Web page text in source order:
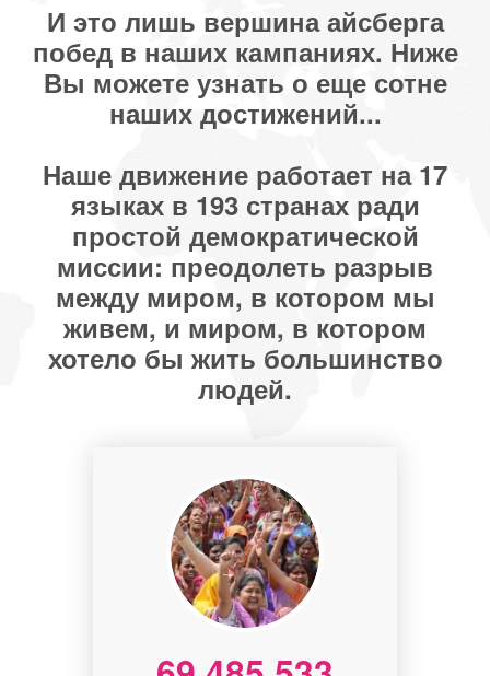
И это лишь вершина айсберга
побед в наших кампаниях. Ниже
Вы можете узнать о еще сотне
наших достижений...
Наше движение работает на 17
языках в 193 странах ради
простой демократической
миссии: преодолеть разрыв
между миром, в котором мы
живем, и миром, в котором
хотело бы жить большинство
людей.